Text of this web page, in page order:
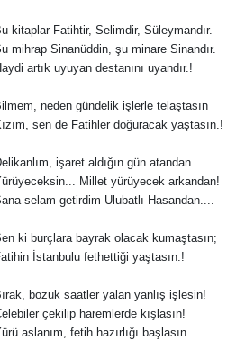
kitaplar Fatihtir, Selimdir, Süleymandır.
mihrap Sinanüddin, şu minare Sinandır.
artık uyuyan destanını uyandır.!
neden gündelik işlerle telaştasın
sen de Fatihler doğuracak yaştasın.!
işaret aldığın gün atandan
Millet yürüyecek arkandan!
selam getirdim Ulubatlı Hasandan....
ki burçlara bayrak olacak kumaştasın;
İstanbulu fethettiği yaştasın.!
bozuk saatler yalan yanlış işlesin!
çekilip haremlerde kışlasın!
aslanım, fetih hazırlığı başlasın...